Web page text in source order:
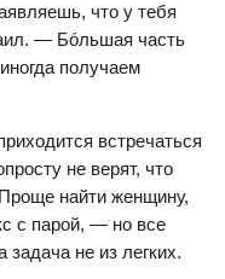
что у тебя
— Бóльшая часть
получаем
встречаться
не верят, что
найти женщину,
с парой, — но все
задача не из легких.